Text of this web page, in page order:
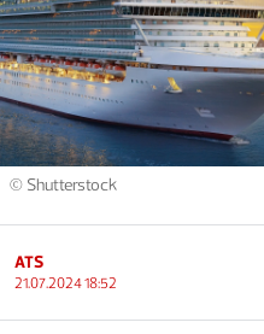
© Shutterstock
ATS
21.07.2024 18:52